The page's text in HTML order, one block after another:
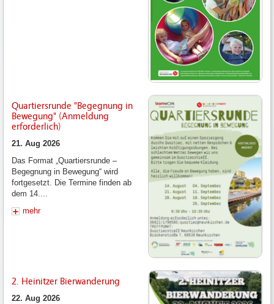
Quartiersrunde "Begegnung in
Bewegung" (Anmeldung
erforderlich)
21. Aug 2026
Das Format „Quartiersrunde –
Begegnung in Bewegung“ wird
fortgesetzt. Die Termine finden ab
dem 14....
mehr
2. Heinitzer Bierwanderung
22. Aug 2026